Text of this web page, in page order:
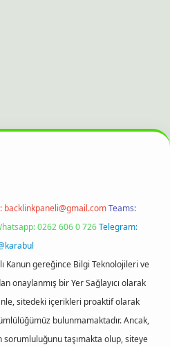
backlinkpaneli@gmail.comTeams:
0262 606 0 726Telegram:
Kanun gereğince Bilgi Teknolojileri ve
onaylanmış bir Yer Sağlayıcı olarak
sitedeki içerikleri proaktif olarak
bulunmamaktadır. Ancak,
sorumluluğunu taşımakta olup, siteye